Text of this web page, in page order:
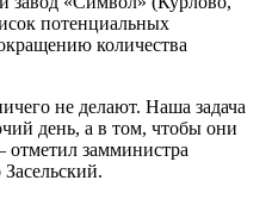
потенциальных
количества
не делают. Наша задача
день, а в том, чтобы они
отметил замминистра